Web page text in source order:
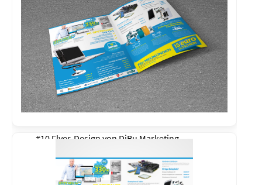
#10 Flyer-Design von DiBu Marketing